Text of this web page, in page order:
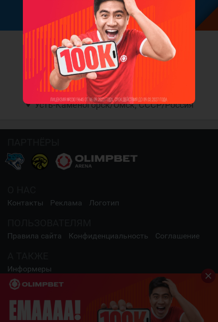
dimon70
Дмитрий Вальков
location_on Усть-Каменогорск/Омск, СССР/Россия
Контакты Реклама Логотип
Правила сайта Конфиденциальность Соглашение
Информеры
СОЦИАЛЬНЫЕ СЕТИ